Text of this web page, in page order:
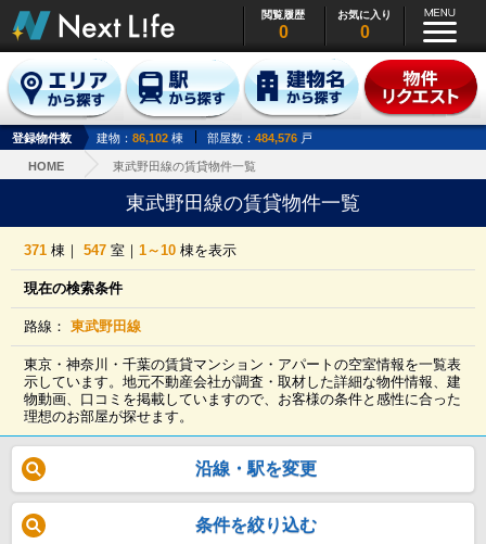
閲覧履歴
0
お気に入り
0
登録物件数 建物： 86,102 棟 部屋数： 484,576 戸
HOME 東武野田線の賃貸物件一覧
東武野田線の賃貸物件一覧
371 棟｜547 室｜1～10 棟を表示
現在の検索条件
路線：東武野田線
東京・神奈川・千葉の賃貸マンション・アパートの空室情報を一覧表
示しています。地元不動産会社が調査・取材した詳細な物件情報、建
物動画、口コミを掲載していますので、お客様の条件と感性に合った
理想のお部屋が探せます。
沿線・駅を変更
条件を絞り込む